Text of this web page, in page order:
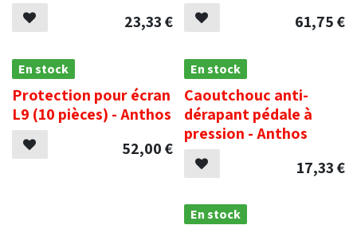
23,33€
61,75€
En stock
Protection pour écran
L9 (10 pièces) - Anthos
52,00€
En stock
Caoutchouc anti-
dérapant pédale à
pression - Anthos
17,33€
En stock